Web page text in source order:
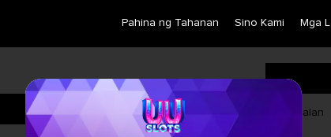
Pahina ng Tahanan Sino Kami Mga
Pangalan